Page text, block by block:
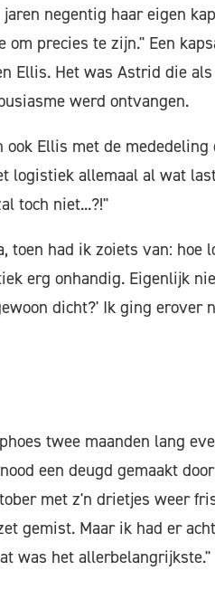
negentig haar eigen
om precies te zijn." Een
Ellis. Het was Astrid die
werd ontvangen.
ook Ellis met de
logistiek allemaal al wat
toch niet...?!"
toen had ik zoiets van: hoe
erg onhandig. Eigenlijk
dicht?' Ik ging erover
twee maanden lang
een deugd gemaakt
met z'n drietjes weer
gemist. Maar ik had er
was het allerbelangrijkste."